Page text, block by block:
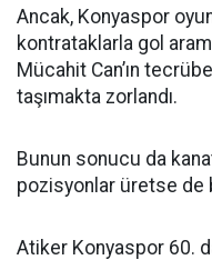
Ancak, Konyaspor
kontrataklarla gol
Mücahit Can’ın
taşımakta zorlandı.
Bunun sonucu da
pozisyonlar üretse de
Atiker Konyaspor 60.